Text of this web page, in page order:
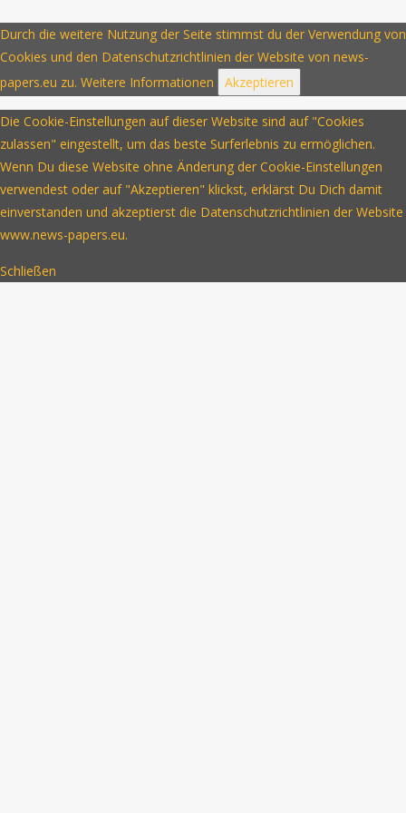
Durch die weitere Nutzung der Seite stimmst du der Verwendung von
Cookies und den Datenschutzrichtlinien der Website von news-
papers.eu zu. Weitere Informationen Akzeptieren
Die Cookie-Einstellungen auf dieser Website sind auf "Cookies
zulassen" eingestellt, um das beste Surferlebnis zu ermöglichen.
Wenn Du diese Website ohne Änderung der Cookie-Einstellungen
verwendest oder auf "Akzeptieren" klickst, erklärst Du Dich damit
einverstanden und akzeptierst die Datenschutzrichtlinien der Website
www.news-papers.eu.
Schließen